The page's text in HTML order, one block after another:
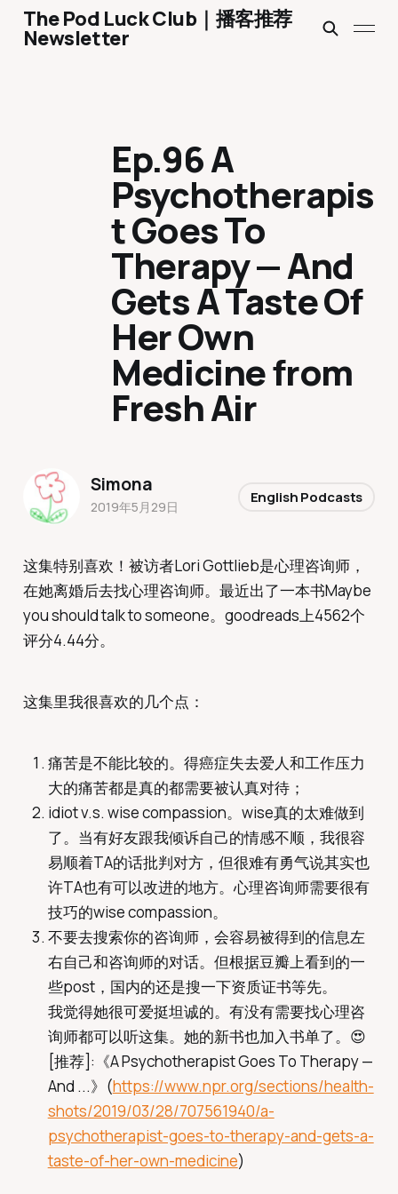
The Pod Luck Club｜播客推荐
Newsletter
这集特别喜欢！被访者Lori Gottlieb是心理咨询师，
在她离婚后去找心理咨询师。最近出了一本书Maybe
you should talk to someone。goodreads上4562个
评分4.44分。
这集里我很喜欢的几个点：
痛苦是不能比较的。得癌症失去爱人和工作压力
大的痛苦都是真的都需要被认真对待；
idiot v.s. wise compassion。wise真的太难做到
了。当有好友跟我倾诉自己的情感不顺，我很容
易顺着TA的话批判对方，但很难有勇气说其实也
许TA也有可以改进的地方。心理咨询师需要很有
技巧的wise compassion。
不要去搜索你的咨询师，会容易被得到的信息左
右自己和咨询师的对话。但根据豆瓣上看到的一
些post，国内的还是搜一下资质证书等先。
我觉得她很可爱挺坦诚的。有没有需要找心理咨
询师都可以听这集。她的新书也加入书单了。😍
[推荐]:《A Psychotherapist Goes To Therapy —
And ...》(https://www.npr.org/sections/health-
shots/2019/03/28/707561940/a-
psychotherapist-goes-to-therapy-and-gets-a-
taste-of-her-own-medicine)
Ep.96 A
Psychotherapis
t Goes To
Therapy — And
Gets A Taste Of
Her Own
Medicine from
Fresh Air
Simona
2019年5月29日
English Podcasts